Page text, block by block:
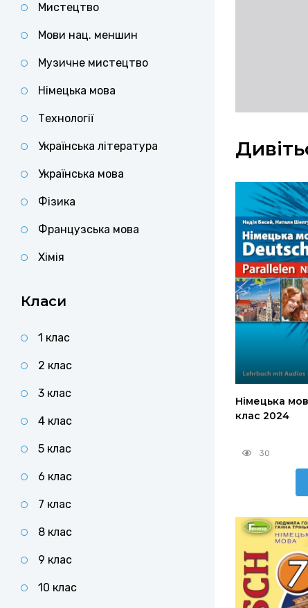
Німецька
клас 2024
30
Мистецтво
Мови нац. меншин
Музичне мистецтво
Німецька мова
Технології
Українська література
Українська мова
Фізика
Французська мова
Хімія
Класи
1 клас
2 клас
3 клас
4 клас
5 клас
6 клас
7 клас
8 клас
9 клас
10 клас